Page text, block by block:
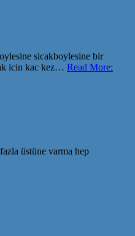
sicakboylesine bir
icin kac kez… Read More:
üstüne varma hep